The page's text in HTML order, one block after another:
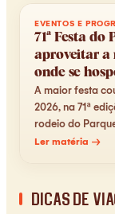
EVENTOS E
71ª Festa do
aproveitar a
onde se
A maior festa
2026, na 71ª
rodeio do
Barretos
Ler matéria →
Dicas de